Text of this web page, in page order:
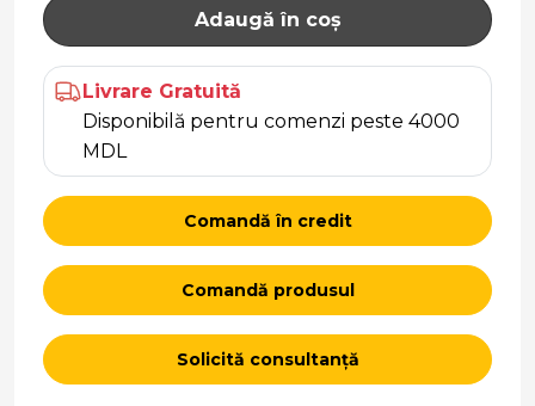
Adaugă în coș
Livrare Gratuită
Disponibilă pentru comenzi peste 4000
MDL
Comandă în credit
Comandă produsul
Solicită consultanță